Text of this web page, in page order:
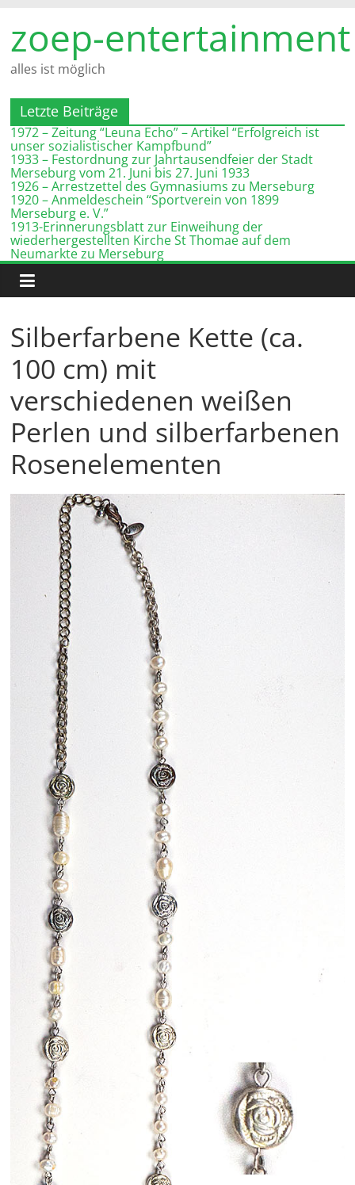
Inhalt
springen
zoep-entertainment
alles ist möglich
Letzte Beiträge
1972 – Zeitung “Leuna Echo” – Artikel “Erfolgreich ist
unser sozialistischer Kampfbund”
1933 – Festordnung zur Jahrtausendfeier der Stadt
Merseburg vom 21. Juni bis 27. Juni 1933
1926 – Arrestzettel des Gymnasiums zu Merseburg
1920 – Anmeldeschein “Sportverein von 1899
Merseburg e. V.”
1913-Erinnerungsblatt zur Einweihung der
wiederhergestellten Kirche St Thomae auf dem
Neumarkte zu Merseburg
Silberfarbene Kette (ca.
100 cm) mit
verschiedenen weißen
Perlen und silberfarbenen
Rosenelementen